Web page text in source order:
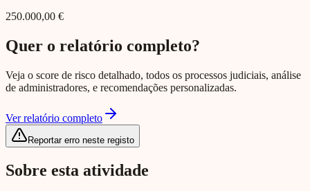
250.000,00 €
Quer o relatório completo?
Veja o score de risco detalhado, todos os processos judiciais, análise
de administradores, e recomendações personalizadas.
Ver relatório completo
Reportar erro neste registo
Sobre esta atividade